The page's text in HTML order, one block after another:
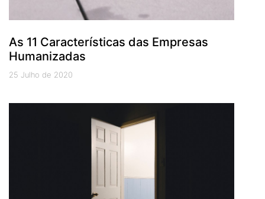
As 11 Características das Empresas
Humanizadas
25 Julho de 2020